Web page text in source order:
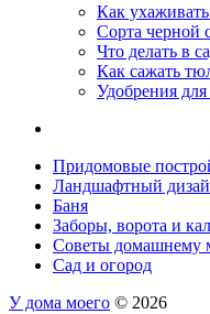
Как
Сорта черной
Что делать в
Как сажать
Удобрения
Придомовые
Ландшафтный
Баня
Заборы, ворота и
Советы домашнему
Сад и огород
У дома моего © 2026